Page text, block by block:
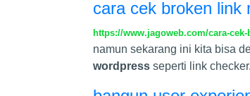
cara cek broken link
https://www.jagoweb.com/cara-
namun sekarang ini kita bisa
wordpress seperti link